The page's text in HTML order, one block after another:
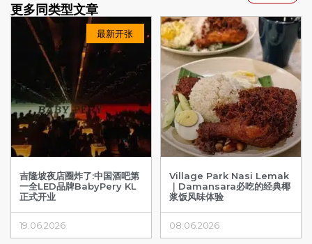
最新开张
吉隆坡夜店圈炸了:中国酒吧第
一全LED品牌BabyPery KL
正式开业
19.06.2026
Village Park Nasi Lemak
｜Damansara必吃的经典椰
浆饭风味体验
08.06.2026
更多同类型文章